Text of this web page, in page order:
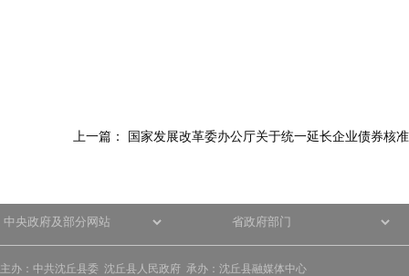
上一篇： 国家发展改革委办公厅关于统一延长企业债券核
主办：中共沈丘县委 沈丘县人民政府 承办：沈丘县融媒体中心